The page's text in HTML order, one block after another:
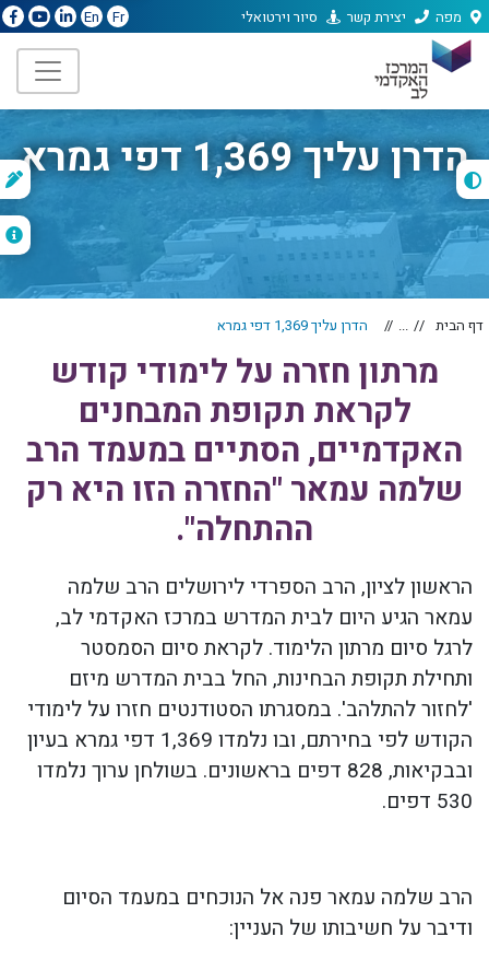
מפה יצירת קשר סיור וירטואלי Fr
En
הדרן עליך 1,369 דפי גמרא
דף הבית ... הדרן עליך 1,369 דפי גמרא
מרתון חזרה על לימודי קודש
לקראת תקופת המבחנים
האקדמיים, הסתיים במעמד הרב
שלמה עמאר "החזרה הזו היא רק
ההתחלה".
הראשון לציון, הרב הספרדי לירושלים הרב שלמה
עמאר הגיע היום לבית המדרש במרכז האקדמי לב,
לרגל סיום מרתון הלימוד. לקראת סיום הסמסטר
ותחילת תקופת הבחינות, החל בבית המדרש מיזם
'לחזור להתלהב'. במסגרתו הסטודנטים חזרו על לימודי
הקודש לפי בחירתם, ובו נלמדו 1,369 דפי גמרא בעיון
ובבקיאות, 828 דפים בראשונים. בשולחן ערוך נלמדו
530 דפים.
הרב שלמה עמאר פנה אל הנוכחים במעמד הסיום
ודיבר על חשיבותו של העניין: